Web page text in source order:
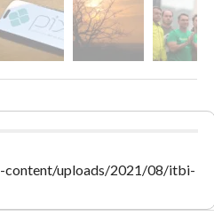
uploads/2021/08/itbi-